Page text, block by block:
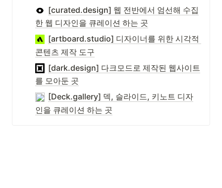
[curated.design] 웹 전반에서 엄선해 수집
한 웹 디자인을 큐레이션 하는 곳
[artboard.studio] 디자이너를 위한 시각적
콘텐츠 제작 도구
[dark.design] 다크모드로 제작된 웹사이트
를 모아둔 곳
[Deck.gallery] 덱, 슬라이드, 키노트 디자
인을 큐레이션 하는 곳